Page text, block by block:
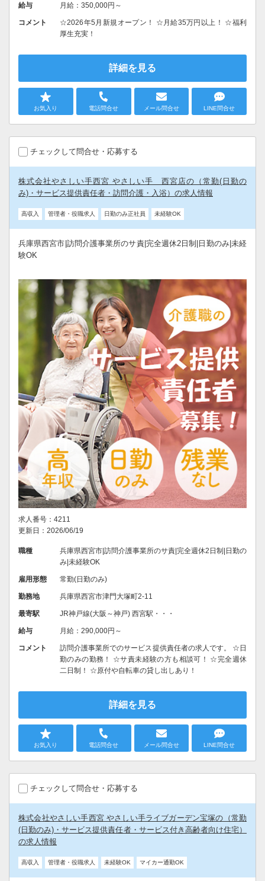
給与 月給：350,000円～
コメント
☆2026年5月新規オープン！ ☆月給35万円以上！ ☆福利
厚生充実！
詳細を見る
お気入り 電話問合せ メール問合せ LINE問合せ
チェックして問合せ・応募する
株式会社やさしい手西宮 やさしい手 西宮店の（常勤(日勤の
み)・サービス提供責任者・訪問介護・入浴）の求人情報
高収入 管理者・役職求人 日勤のみ正社員 未経験OK
兵庫県西宮市|訪問介護事業所のサ責|完全週休2日制|日勤のみ|未経
験OK
求人番号：4211
更新日：2026/06/19
職種
兵庫県西宮市|訪問介護事業所のサ責|完全週休2日制|日勤の
み|未経験OK
雇用形態 常勤(日勤のみ)
勤務地 兵庫県西宮市津門大塚町2-11
最寄駅 JR神戸線(大阪～神戸) 西宮駅・・・
給与 月給：290,000円～
コメント
訪問介護事業所でのサービス提供責任者の求人です。 ☆日
勤のみの勤務！ ☆サ責未経験の方も相談可！ ☆完全週休
二日制！ ☆原付や自転車の貸し出しあり！
詳細を見る
お気入り 電話問合せ メール問合せ LINE問合せ
チェックして問合せ・応募する
株式会社やさしい手西宮 やさしい手ライブガーデン宝塚の（常勤
(日勤のみ)・サービス提供責任者・サービス付き高齢者向け住宅）
の求人情報
高収入 管理者・役職求人 未経験OK マイカー通勤OK